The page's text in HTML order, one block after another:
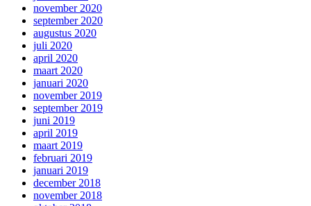
november 2020
september 2020
augustus 2020
juli 2020
april 2020
maart 2020
januari 2020
november 2019
september 2019
juni 2019
april 2019
maart 2019
februari 2019
januari 2019
december 2018
november 2018